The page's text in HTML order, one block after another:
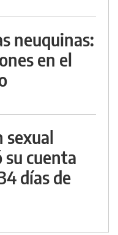
neuquinas:
en el
sexual
su cuenta
días de